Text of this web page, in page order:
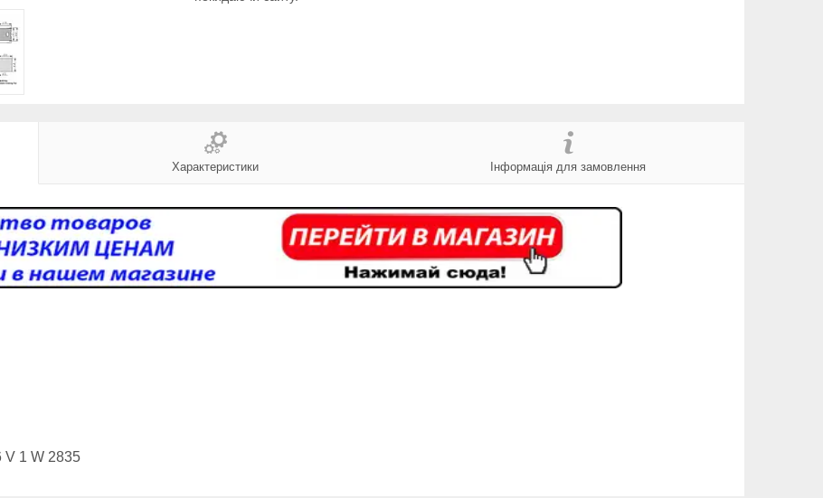
Характеристики Інформація для замовлення
V 1 W 2835